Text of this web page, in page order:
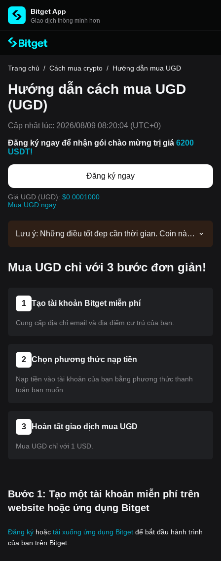
Bitget App
Giao dịch thông minh hơn
Trang chủ / Cách mua crypto / Hướng dẫn mua UGD
Hướng dẫn cách mua UGD
(UGD)
Cập nhật lúc: 2026/08/09 08:20:04 (UTC+0)
Đăng ký ngay để nhận gói chào mừng trị giá 6200
USDT!
Đăng ký ngay
Giá UGD (UGD): $0.0001000
Mua UGD ngay
Lưu ý: Những điều tốt đẹp cần thời gian. Coin này
Khi coin này có mặt trên Bitget, bạn có thể làm theo
được niêm yết trên Bitget.
Mua UGD chỉ với 3 bước đơn giản!
1 Tạo tài khoản Bitget miễn phí
Cung cấp địa chỉ email và địa điểm cư trú của bạn.
2 Chọn phương thức nạp tiền
Nạp tiền vào tài khoản của bạn bằng phương thức thanh
toán bạn muốn.
3 Hoàn tất giao dịch mua UGD
Mua UGD chỉ với 1 USD.
‌Bước 1: Tạo một tài khoản miễn phí trên
website hoặc ứng dụng Bitget
Đăng ký hoặc tải xuống ứng dụng Bitget để bắt đầu hành trình
của bạn trên Bitget.